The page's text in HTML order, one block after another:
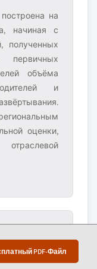
PDF-Файл
на
начиная с
полученных
первичных
объёма
и
оценки,